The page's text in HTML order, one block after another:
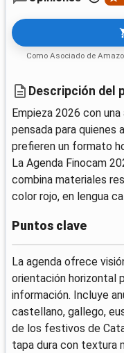
Como Asociado de
Descripción del
Empieza 2026 con
pensada para quienes
prefieren un formato
La Agenda Finocam
combina materiales
color rojo, en lengua
Puntos clave
La agenda ofrece
orientación horizontal
información. Incluye
castellano, gallego,
de los festivos de
tapa dura con textura